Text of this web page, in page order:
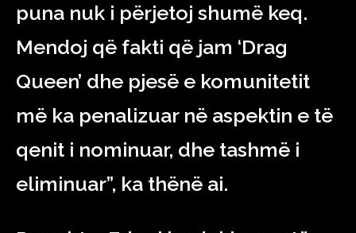
puna nuk i përjetoj shumë keq.
Mendoj që fakti që jam ‘Drag
Queen’ dhe pjesë e komunitetit
më ka penalizuar në aspektin e të
qenit i nominuar, dhe tashmë i
eliminuar”, ka thënë ai.